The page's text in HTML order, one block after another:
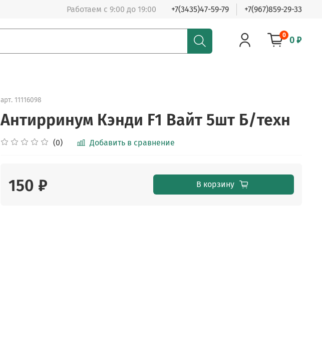
Работаем с 9:00 до 19:00 +7(3435)47-59-79 +7(967)859-29-33
0 0 ₽
арт. 11116098
Антирринум Кэнди F1 Вайт 5шт Б/техн
(0) Добавить в сравнение
150 ₽ В корзину